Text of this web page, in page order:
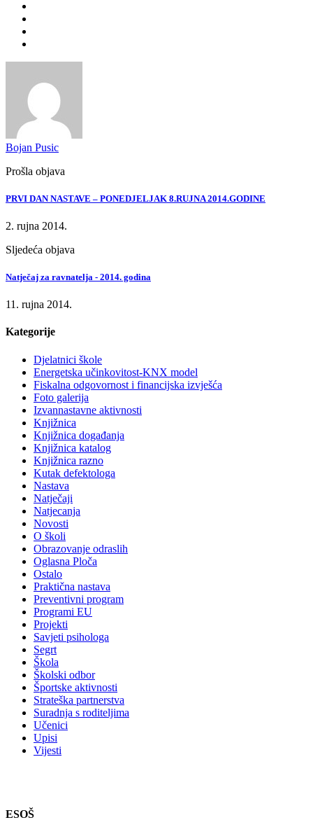
Bojan Pusic
Prošla objava
PRVI DAN NASTAVE – PONEDJELJAK 8.RUJNA 2014.GODINE
2. rujna 2014.
Sljedeća objava
Natječaj za ravnatelja - 2014. godina
11. rujna 2014.
Kategorije
Djelatnici škole
Energetska učinkovitost-KNX model
Fiskalna odgovornost i financijska izvješća
Foto galerija
Izvannastavne aktivnosti
Knjižnica
Knjižnica događanja
Knjižnica katalog
Knjižnica razno
Kutak defektologa
Nastava
Natječaji
Natjecanja
Novosti
O školi
Obrazovanje odraslih
Oglasna Ploča
Ostalo
Praktična nastava
Preventivni program
Programi EU
Projekti
Savjeti psihologa
Segrt
Škola
Školski odbor
Športske aktivnosti
Strateška partnerstva
Suradnja s roditeljima
Učenici
Upisi
Vijesti
ESOŠ